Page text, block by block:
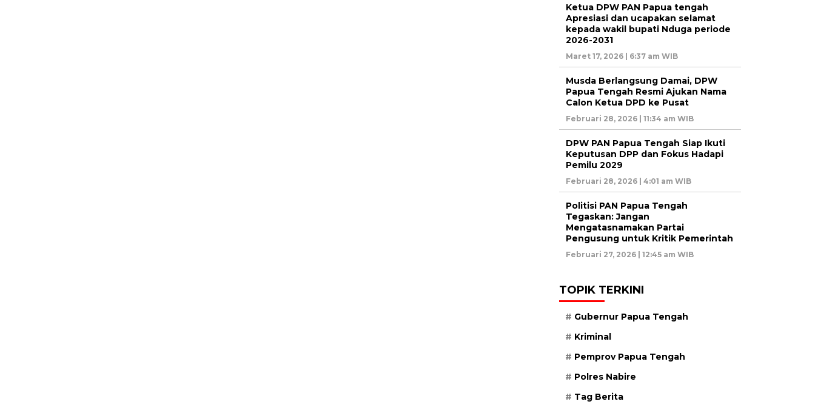
Ketua DPW PAN Papua tengah
Apresiasi dan ucapakan selamat
kepada wakil bupati Nduga periode
2026-2031
Maret 17, 2026 | 6:37 am WIB
Musda Berlangsung Damai, DPW
Papua Tengah Resmi Ajukan Nama
Calon Ketua DPD ke Pusat
Februari 28, 2026 | 11:34 am WIB
DPW PAN Papua Tengah Siap Ikuti
Keputusan DPP dan Fokus Hadapi
Pemilu 2029
Februari 28, 2026 | 4:01 am WIB
Politisi PAN Papua Tengah
Tegaskan: Jangan
Mengatasnamakan Partai
Pengusung untuk Kritik Pemerintah
Februari 27, 2026 | 12:45 am WIB
TOPIK TERKINI
Gubernur Papua Tengah
Kriminal
Pemprov Papua Tengah
Polres Nabire
Tag Berita